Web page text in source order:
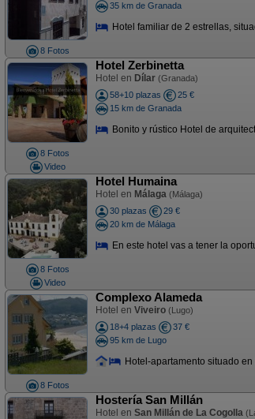
8 Fotos
35 km de Granada
Hotel familiar de 2 estrellas,
8 Fotos
Video
Hotel Zerbinetta
Hotel en Dílar (Granada)
58+10 plazas
25 €
15 km de Granada
Bonito y rústico Hotel de
8 Fotos
Video
Hotel Humaina
Hotel en Málaga (Málaga)
30 plazas
29 €
20 km de Málaga
En este hotel vas a tener la
8 Fotos
Complexo Alameda
Hotel en Viveiro (Lugo)
18+4 plazas
37 €
95 km de Lugo
Hotel-apartamento situado
Hostería San Millán
Hotel en San Millán de La Cogolla